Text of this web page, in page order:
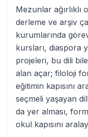
Mezunlar ağırlıklı
derleme ve arşiv
kurumlarında
kursları, diaspora
projeleri, bu dili
alan açar; filoloji
eğitimin kapısını
seçmeli yaşayan
da yer alması,
okul kapısını